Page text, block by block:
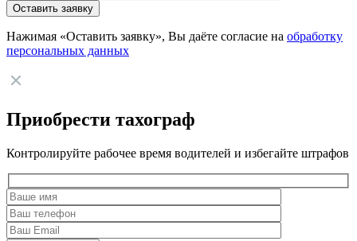
Нажимая «Оставить заявку», Вы даёте согласие на обработку
персональных данных
Приобрести тахограф
Контролируйте рабочее время водителей и избегайте штрафов